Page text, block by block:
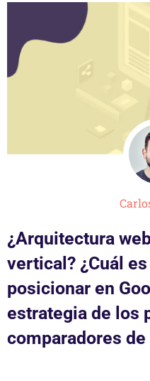
¿Arquitectura
vertical? ¿Cuál
posicionar en
estrategia de los
comparadores